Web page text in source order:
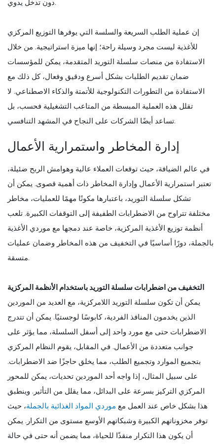
إن عملية الطلب السريعة والسلسة التي يوفرها التوزيع المركزي
للأغذية ليست مجرد وسيلة راحة؛ إنها ميزة استراتيجية. من خلال
الاستفادة من منصات سلسلة التوريد المتقدمة، يمكن للمؤسسات
ضمان تقديم الطلبات بشكل أسرع ودقيق وفعال، كل ذلك مع
الاستفادة من التطورات التكنولوجية للأتمتة والذكاء الاصطناعي. لا
تقلل هذه العملية المبسطة من المتاعب التشغيلية فحسب، بل
تساعد أيضًا الشركات على النجاح في المشهد التنافسي.
إدارة المخاطر واستمرارية الأعمال
في عالم الضيافة، حيث توقعات العملاء عالية وهوامش الربح ضئيلة،
تعتبر استمرارية الأعمال وإدارة المخاطر ذات أهمية قصوى. يمكن أن
تشكل سلسلة التوريد، باعتبارها مكونًا مهمًا للعمليات، مخاطر
مختلفة تتراوح من الاضطرابات الطفيفة إلى التوقفات الكبيرة. تلعب
أنظمة توزيع الأغذية المركزية، خاصة عند دمجها مع موردي الأغذية
بالجملة، دورًا أساسيًا في التخفيف من هذه المخاطر وضمان عمليات
متسقة.
التخفيف من اضطرابات سلسلة التوريد باستخدام الأنظمة المركزية
يمكن أن تكون سلسلة التوريد اللامركزية، مع العديد من الموردين
الذين يخدمون المنافذ الفردية، كابوسًا لوجستيًا. يمكن أن تتدرج
الاضطرابات حتى مع مورد واحد إلى أسفل السلسلة، مما يؤثر على
جوانب متعددة من الأعمال. في المقابل، يقوم النظام المركزي
بتجميع الموارد وتجميع الطلب، مما يخلق حاجزًا ضد الاضطرابات.
على سبيل المثال، إذا واجه أحد الموردين تحديات، يمكن للمحور
المركزي التركيز بسرعة على البدائل، مما يقلل من التأثير. وينطبق
هذا بشكل خاص عند العمل مع موردي المواد الغذائية بالجملة، حيث
توفر مخزوناتهم الكبيرة وشبكاتهم الأوسع مستوى من التكرار. يمكن
أن يكون هذا التكرار منقذًا للحياة، مما يضمن أنه حتى في حالة